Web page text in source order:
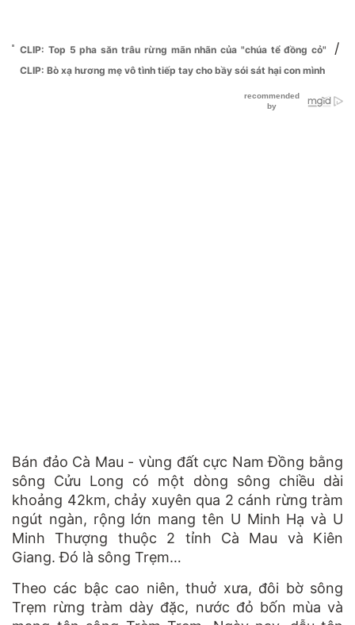
CLIP: Top 5 pha săn trâu rừng mãn nhãn của "chúa tể đồng cỏ" /
CLIP: Bò xạ hương mẹ vô tình tiếp tay cho bầy sói sát hại con mình
Bán đảo Cà Mau - vùng đất cực Nam Đồng bằng
sông Cửu Long có một dòng sông chiều dài
khoảng 42km, chảy xuyên qua 2 cánh rừng tràm
ngút ngàn, rộng lớn mang tên U Minh Hạ và U
Minh Thượng thuộc 2 tỉnh Cà Mau và Kiên
Giang. Đó là sông Trẹm…
Theo các bậc cao niên, thuở xưa, đôi bờ sông
Trẹm rừng tràm dày đặc, nước đỏ bốn mùa và